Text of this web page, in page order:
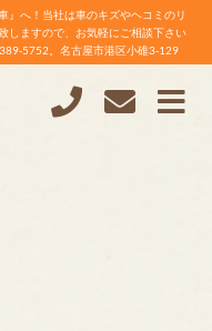
』へ！当社は車のキズやヘコミのリ
しますので、お気軽にご相談下さい
5752。名古屋市港区小碓3-129